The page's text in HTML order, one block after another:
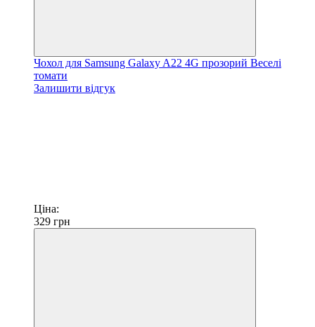
Чохол для Samsung Galaxy A22 4G прозорий Веселі
томати
Залишити відгук
Ціна:
329 грн